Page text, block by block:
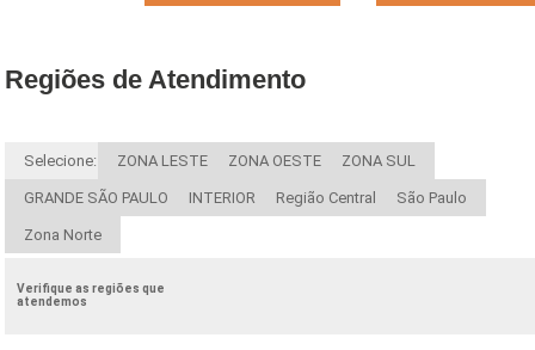
Regiões de Atendimento
Selecione: ZONA LESTE ZONA OESTE ZONA SUL
GRANDE SÃO PAULO INTERIOR Região Central São Paulo
Zona Norte
Verifique as regiões que
atendemos